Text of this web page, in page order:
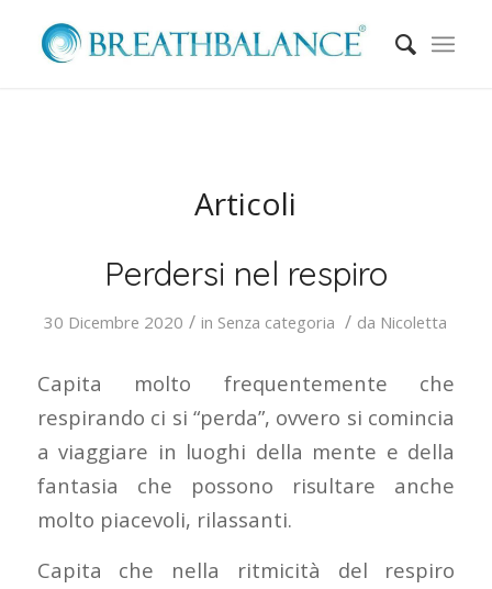
Articoli
Perdersi nel respiro
30 Dicembre 2020 / in Senza categoria / da Nicoletta
Capita molto frequentemente che
respirando ci si “perda”, ovvero si comincia
a viaggiare in luoghi della mente e della
fantasia che possono risultare anche
molto piacevoli, rilassanti.
Capita che nella ritmicità del respiro